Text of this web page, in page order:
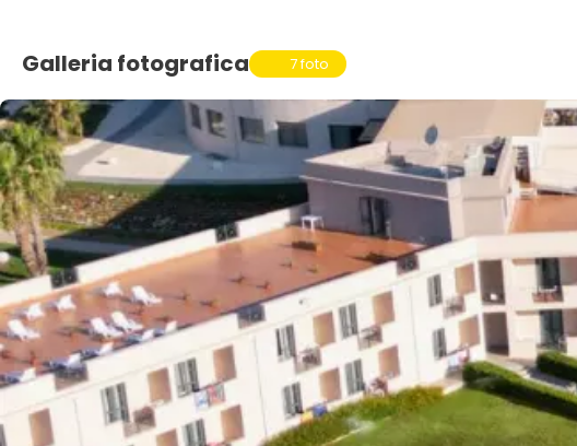
Galleria fotografica 7 foto